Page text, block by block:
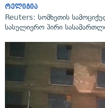
რელიგია
Reuters: სომხეთის
სასულიერო პირი